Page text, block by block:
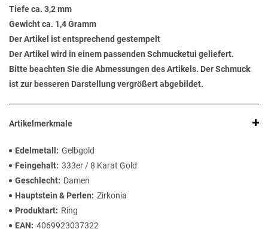
Tiefe ca. 3,2 mm
Gewicht ca. 1,4 Gramm
Der Artikel ist entsprechend gestempelt
Der Artikel wird in einem passenden Schmucketui geliefert.
Bitte beachten Sie die Abmessungen des Artikels. Der Schmuck
ist zur besseren Darstellung vergrößert abgebildet.
Artikelmerkmale
Edelmetall
Gelbgold
Feingehalt 333er / 8 Karat Gold
Geschlecht
Damen
Hauptstein & Perlen
Zirkonia
Produktart
Ring
EAN
4069923037322